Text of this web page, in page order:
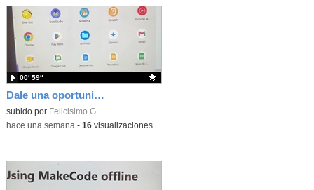
Dale una oportunidad a los Chromebooks y utiliza un proyector para realizar talleres si no tienes pantallas táctiles
Contenido educativo.
subido por Felicisimo G.
00′ 59″
-hace una semana - 16visualizaciones